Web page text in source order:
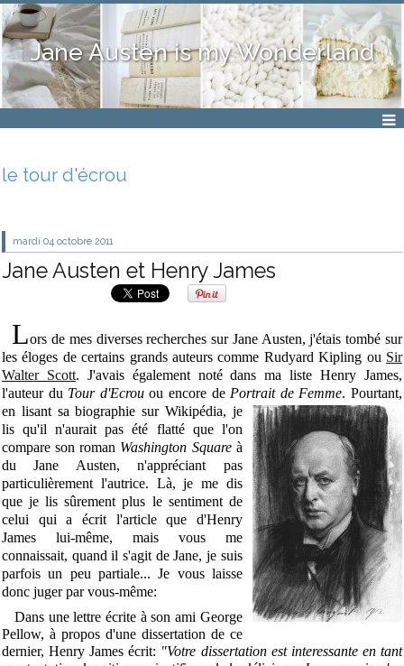
Jane Austen is my Wonderland
le tour d'écrou
mardi 04 octobre 2011
Jane Austen et Henry James
Lors de mes diverses recherches sur Jane Austen, j'étais tombé sur
les éloges de certains grands auteurs comme Rudyard Kipling ou Sir
Walter Scott. J'avais également noté dans ma liste Henry James,
l'auteur du Tour d'Ecrouou encore de Portrait de Femme. Pourtant,
en lisant sa biographie sur Wikipédia, je
lis qu'il n'aurait pas été flatté que l'on
compare son roman Washington Squareà
du Jane Austen, n'appréciant pas
particulièrement l'autrice. Là, je me dis
que je lis sûrement plus le sentiment de
celui qui a écrit l'article que d'Henry
James lui-même, mais vous me
connaissait, quand il s'agit de Jane, je suis
parfois un peu partiale... Je vous laisse
donc juger par vous-même:
Dans une lettre écrite à son ami George
Pellow, à propos d'une dissertation de ce
dernier, Henry James écrit: "Votre dissertation est interessante en tant